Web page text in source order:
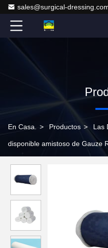
sales@surgical-
En Casa. > Productos > Las
disponible amistoso de Gauze